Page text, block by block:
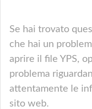
Se hai trovato
che hai un
aprire il file YPS,
problema
attentamente le
sito web.